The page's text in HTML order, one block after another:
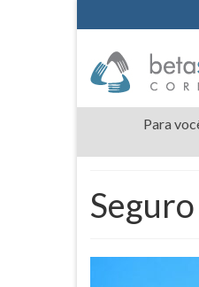
Para